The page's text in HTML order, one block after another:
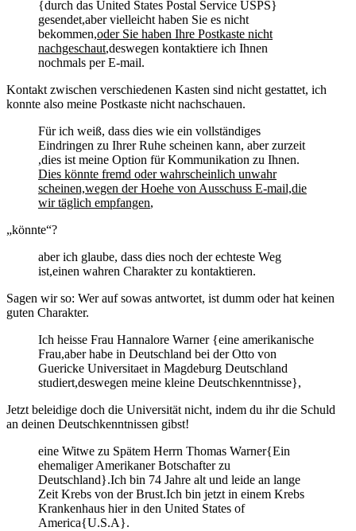
{durch das United States Postal Service USPS}
gesendet,aber vielleicht haben Sie es nicht
bekommen,oder Sie haben Ihre Postkaste nicht
nachgeschaut,deswegen kontaktiere ich Ihnen
nochmals per E-mail.
Kontakt zwischen verschiedenen Kasten sind nicht gestattet, ich
konnte also meine Postkaste nicht nachschauen.
Für ich weiß, dass dies wie ein vollständiges
Eindringen zu Ihrer Ruhe scheinen kann, aber zurzeit
,dies ist meine Option für Kommunikation zu Ihnen.
Dies könnte fremd oder wahrscheinlich unwahr
scheinen,wegen der Hoehe von Ausschuss E-mail,die
wir täglich empfangen,
„könnte“?
aber ich glaube, dass dies noch der echteste Weg
ist,einen wahren Charakter zu kontaktieren.
Sagen wir so: Wer auf sowas antwortet, ist dumm oder hat keinen
guten Charakter.
Ich heisse Frau Hannalore Warner {eine amerikanische
Frau,aber habe in Deutschland bei der Otto von
Guericke Universitaet in Magdeburg Deutschland
studiert,deswegen meine kleine Deutschkenntnisse},
Jetzt beleidige doch die Universität nicht, indem du ihr die Schuld
an deinen Deutschkenntnissen gibst!
eine Witwe zu Spätem Herrn Thomas Warner{Ein
ehemaliger Amerikaner Botschafter zu
Deutschland}.Ich bin 74 Jahre alt und leide an lange
Zeit Krebs von der Brust.Ich bin jetzt in einem Krebs
Krankenhaus hier in den United States of
America{U.S.A}.